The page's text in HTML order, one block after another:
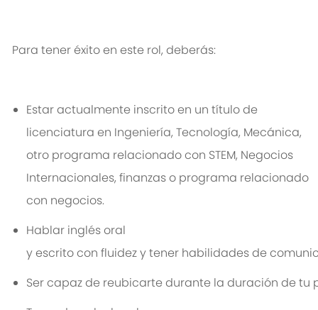
Para teneréxitoen este rol, deberás:
Estar actualmente inscrito en un título de
licenciatura en Ingeniería, Tecnología, Mecánica,
otro programa relacionado con STEM, Negocios
Internacionales, finanzas o programa relacionado
con negocios.
Hablar inglésoral
yescritocon fluidezytener habilidadesde
Sercapazde reubicartedurante la duración detu